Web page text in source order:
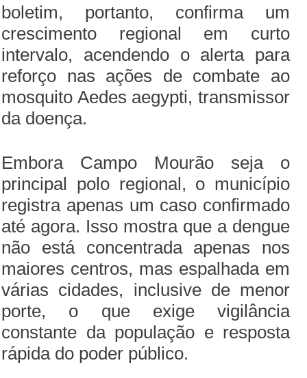
boletim, portanto, confirma um
crescimento regional em curto
intervalo, acendendo o alerta para
reforço nas ações de combate ao
mosquito Aedes aegypti, transmissor
da doença.
Embora Campo Mourão seja o
principal polo regional, o município
registra apenas um caso confirmado
até agora. Isso mostra que a dengue
não está concentrada apenas nos
maiores centros, mas espalhada em
várias cidades, inclusive de menor
porte, o que exige vigilância
constante da população e resposta
rápida do poder público.